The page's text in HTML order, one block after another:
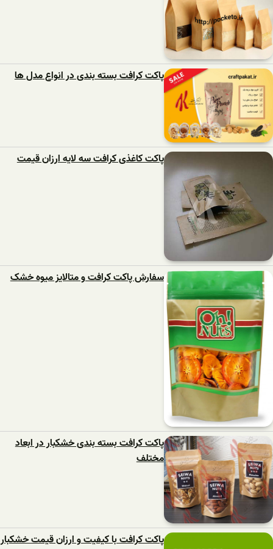
پاکت کرافت بسته بندی در انواع مدل ها
پاکت کاغذی کرافت سه لایه ارزان قیمت
سفارش پاکت کرافت و متالایز میوه خشک
پاکت کرافت بسته بندی خشکبار در ابعاد
مختلف
پاکت کرافت با کیفیت و ارزان قیمت خشکبار